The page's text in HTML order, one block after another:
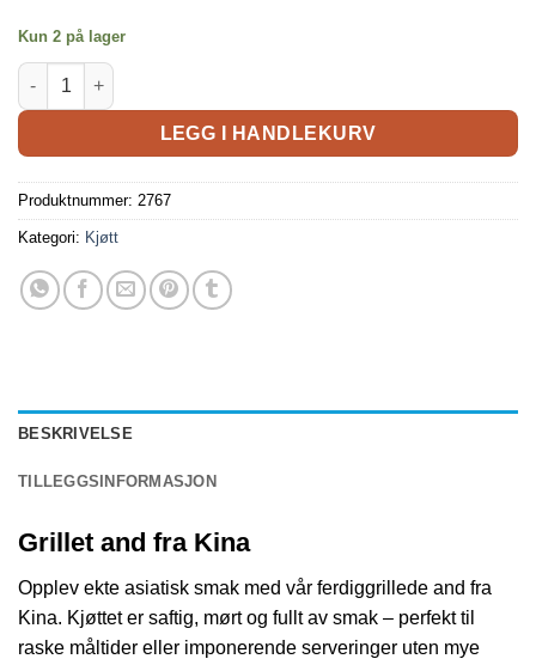
Kun 2 på lager
LEGG I HANDLEKURV
Produktnummer: 2767
Kategori: Kjøtt
BESKRIVELSE
TILLEGGSINFORMASJON
Grillet and fra Kina
Opplev ekte asiatisk smak med vår ferdiggrillede and fra
Kina. Kjøttet er saftig, mørt og fullt av smak – perfekt til
raske måltider eller imponerende serveringer uten mye